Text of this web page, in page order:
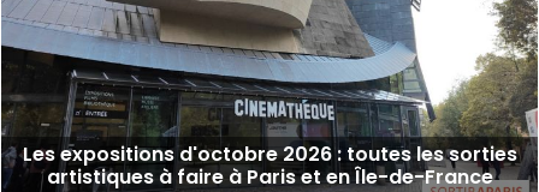
Les expositions d'octobre 2026 : toutes les sorties
artistiques à faire à Paris et en Île-de-France